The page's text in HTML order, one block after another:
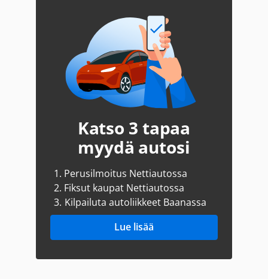
Katso 3 tapaa
myydä autosi
1. Perusilmoitus Nettiautossa
2. Fiksut kaupat Nettiautossa
3. Kilpailuta autoliikkeet Baanassa
Lue lisää